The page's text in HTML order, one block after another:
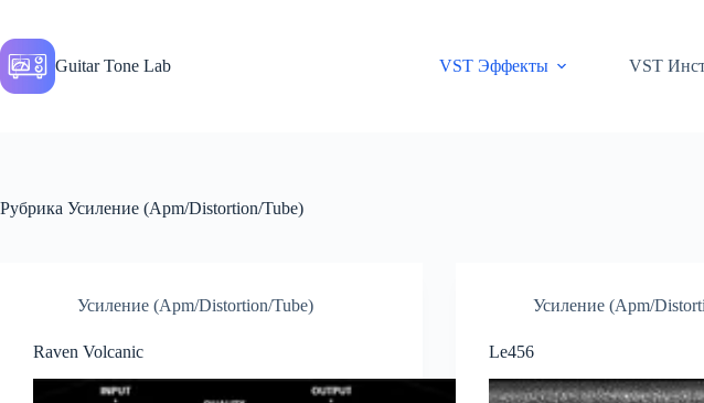
сути
Guitar Tone Lab
VST Эффекты VST
Рубрика Усиление (Apm/Distortion/Tube)
Усиление (Apm/Distortion/Tube)
Raven Volcanic
Усиление (Apm/
Le456